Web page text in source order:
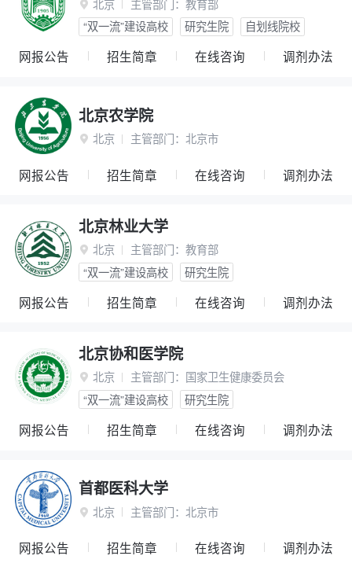
 北京 主管部门： 教育部
“双一流”建设高校
研究生院 自划线院校
网报公告 招生简章 在线咨询 调剂办法
北京农学院
 北京 主管部门： 北京市
网报公告 招生简章 在线咨询 调剂办法
北京林业大学
 北京 主管部门： 教育部
“双一流”建设高校
研究生院
网报公告 招生简章 在线咨询 调剂办法
北京协和医学院
 北京 主管部门： 国家卫生健康委员会
“双一流”建设高校
研究生院
网报公告 招生简章 在线咨询 调剂办法
首都医科大学
 北京 主管部门： 北京市
网报公告 招生简章 在线咨询 调剂办法